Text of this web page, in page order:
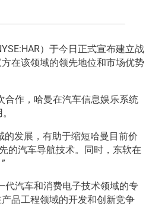
）于今日正式宣布建立战
在该领域的领先地位和市场优势
合作，哈曼在汽车信息娱乐系统
的发展，有助于缩短哈曼目前价
的汽车导航技术。同时，东软在
代汽车和消费电子技术领域的专
品工程领域的开发和创新竞争